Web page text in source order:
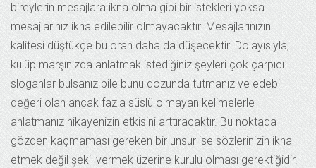
bireylerin mesajlara ikna olma gibi bir istekleri yoksa
mesajlarınız ikna edilebilir olmayacaktır. Mesajlarınızın
kalitesi düştükçe bu oran daha da düşecektir. Dolayısıyla,
kulüp marşınızda anlatmak istediğiniz şeyleri çok çarpıcı
sloganlar bulsanız bile bunu dozunda tutmanız ve edebi
değeri olan ancak fazla süslü olmayan kelimelerle
anlatmanız hikayenizin etkisini arttıracaktır. Bu noktada
gözden kaçmaması gereken bir unsur ise sözlerinizin ikna
etmek değil şekil vermek üzerine kurulu olması gerektiğidir.